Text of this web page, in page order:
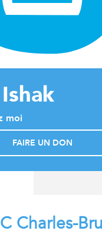
moi
FAIRE UN DON
Charles-